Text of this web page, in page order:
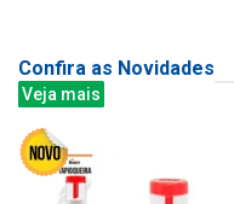
Confira as Novidades
Veja mais